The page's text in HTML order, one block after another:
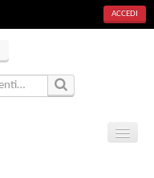
ACCEDI